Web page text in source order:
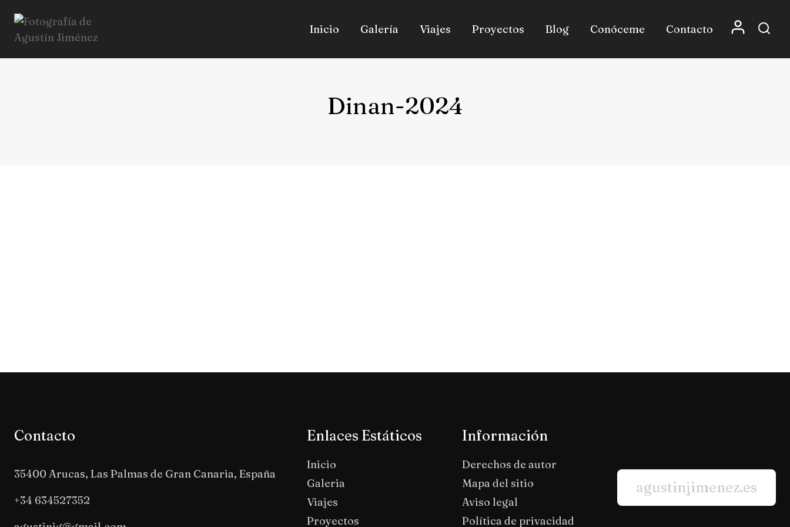
Inicio Galería Viajes Proyectos Blog Conóceme Contacto
Dinan-2024
Contacto
35400 Arucas, Las Palmas de Gran Canaria, España
+34 634527352
Enlaces Estáticos
Inicio
Galeria
Viajes
Proyectos
Información
Derechos de autor
Mapa del sitio
Aviso legal
Política de privacidad
agustinjimenez.es